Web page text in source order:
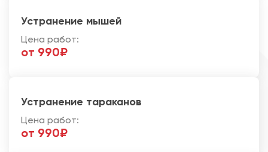
Устранение мышей
Цена работ:
от 990₽
Устранение тараканов
Цена работ:
от 990₽